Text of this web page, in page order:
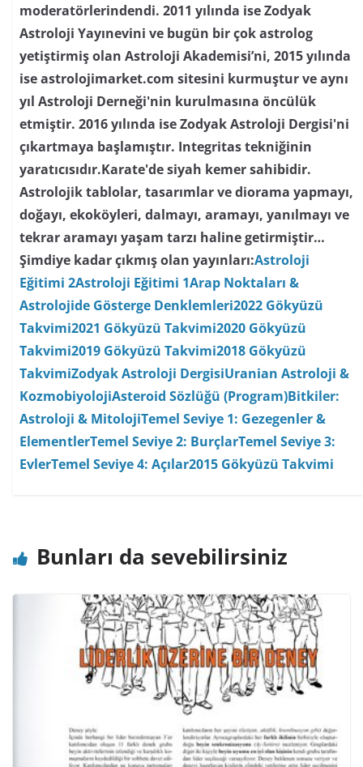
moderatörlerindendi. 2011 yılında ise Zodyak
Astroloji Yayınevini ve bugün bir çok astrolog
yetiştirmiş olan Astroloji Akademisi’ni, 2015 yılında
ise astrolojimarket.com sitesini kurmuştur ve aynı
yıl Astroloji Derneği'nin kurulmasına öncülük
etmiştir. 2016 yılında ise Zodyak Astroloji Dergisi'ni
çıkartmaya başlamıştır. Integritas tekniğinin
yaratıcısıdır.Karate'de siyah kemer sahibidir.
Astrolojik tablolar, tasarımlar ve diorama yapmayı,
doğayı, ekoköyleri, dalmayı, aramayı, yanılmayı ve
tekrar aramayı yaşam tarzı haline getirmiştir…
Şimdiye kadar çıkmış olan yayınları:Astroloji
Eğitimi 2Astroloji Eğitimi 1Arap Noktaları &
Astrolojide Gösterge Denklemleri2022 Gökyüzü
Takvimi2021 Gökyüzü Takvimi2020 Gökyüzü
Takvimi2019 Gökyüzü Takvimi2018 Gökyüzü
TakvimiZodyak Astroloji DergisiUranian Astroloji &
KozmobiyolojiAsteroid Sözlüğü (Program)Bitkiler:
Astroloji & MitolojiTemel Seviye 1: Gezegenler &
ElementlerTemel Seviye 2: BurçlarTemel Seviye 3:
EvlerTemel Seviye 4: Açılar2015 Gökyüzü Takvimi
Bunları da sevebilirsiniz